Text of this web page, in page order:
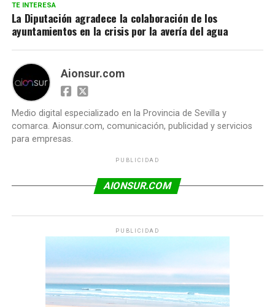
TE INTERESA
La Diputación agradece la colaboración de los
ayuntamientos en la crisis por la avería del agua
Aionsur.com
Medio digital especializado en la Provincia de Sevilla y
comarca. Aionsur.com, comunicación, publicidad y servicios
para empresas.
PUBLICIDAD
AIONSUR.COM
PUBLICIDAD